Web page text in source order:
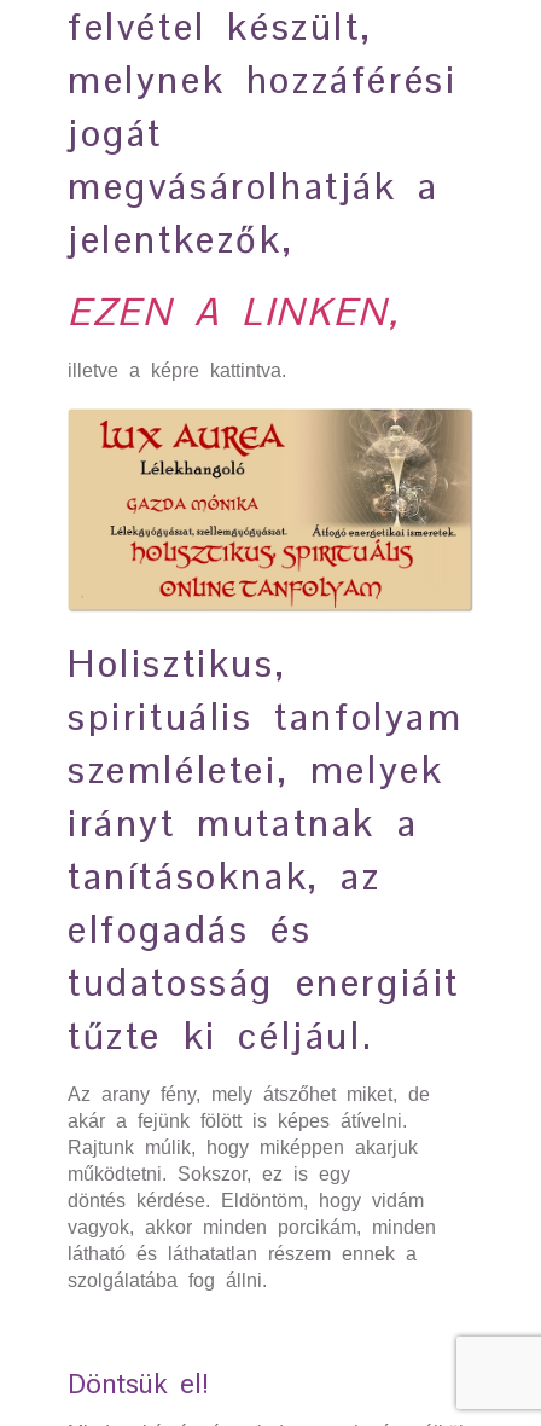
felvétel készült,
melynek hozzáférési
jogát
megvásárolhatják a
jelentkezők,
EZEN A LINKEN,
illetve a képre kattintva.
Holisztikus,
spirituális tanfolyam
szemléletei, melyek
irányt mutatnak a
tanításoknak, az
elfogadás és
tudatosság energiáit
tűzte ki céljául.
Az arany fény, mely átszőhet miket, de
akár a fejünk fölött is
képes átívelni.
Rajtunk múlik, hogy miképpen akarjuk
működtetni. Sokszor, ez is egy
döntés
kérdése. Eldöntöm, hogy vidám
vagyok, akkor minden porcikám, minden
látható és láthatatlan részem ennek a
szolgálatába fog állni.
Döntsü k el!